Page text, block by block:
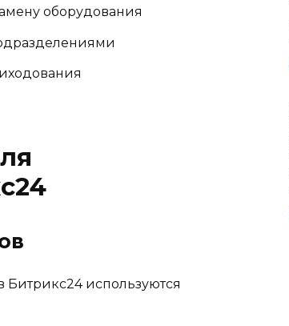
оборудования
используются